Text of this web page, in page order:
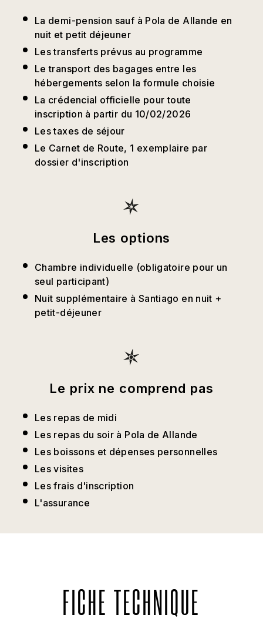
La demi-pension sauf à Pola de Allande en
nuit et petit déjeuner
Les transferts prévus au programme
Le transport des bagages entre les
hébergements selon la formule choisie
La crédencial officielle pour toute
inscription à partir du 10/02/2026
Les taxes de séjour
Le Carnet de Route, 1 exemplaire par
dossier d'inscription
Les options
Chambre individuelle (obligatoire pour un
seul participant)
Nuit supplémentaire à Santiago en nuit +
petit-déjeuner
Le prix ne comprend pas
Les repas de midi
Les repas du soir à Pola de Allande
Les boissons et dépenses personnelles
Les visites
Les frais d'inscription
L'assurance
FICHE TECHNIQUE